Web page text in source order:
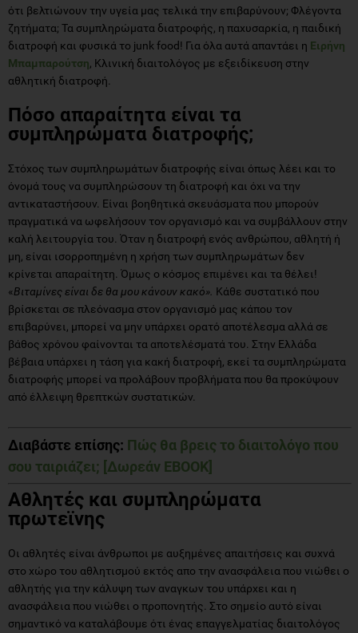
ότι βελτιώνουν την υγεία μας τελικά την επιβαρύνουν; Φλέγοντα
ζητήματα; Τα συμπληρώματα διατροφής, η παχυσαρκία, η παιδική
διατροφή και φυσικά το junk food! Για όλα αυτά απαντάει η Ειρήνη
Μπαμπαρούτση, Κλινική διαιτολόγος με εξειδίκευση στην
αθλητική διατροφή.
Πόσο απαραίτητα είναι τα
συμπληρώματα διατροφής;
Στόχος των συμπληρωμάτων διατροφής είναι όπως λέει και το
όνομά τους να συμπληρώσουν τη διατροφή και όχι να την
αντικαταστήσουν. Είναι βοηθητικά σκευάσματα που μπορούν
πραγματικά να ωφελήσουν τον οργανισμό και να συμβάλλουν στην
καλή λειτουργία του. Όταν η διατροφή ενός ανθρώπου, αθλητή ή
μη, είναι ισορροπημένη η χρήση των συμπληρωμάτων δεν
κρίνεται απαραίτητη. Όμως ο κόσμος επιμένει και τα θέλει!
«Βιταμίνες είναι δε θα μου κάνουν κακό». Κάθε συστατικό που
βρίσκεται σε πλεόνασμα στον οργανισμό μας κάπου τον
επιβαρύνει, μπορεί να μην υπάρχει ορατό αποτέλεσμα αλλά σε
βάθος χρόνου φαίνονται τα αποτελέσματά του. Στην Ελλάδα
βέβαια υπάρχει η τάση για κακή διατροφή, εκεί τα συμπληρώματα
διατροφής μπορεί να προλάβουν προβλήματα που θα προκύψουν
από έλλειψη θρεπτκών συστατικών.
Διαβάστε επίσης: Πώς θα βρεις το διαιτολόγο που
σου ταιριάζει; [Δωρεάν EBOOK]
Αθλητές και συμπληρώματα
πρωτεϊνης
Οι αθλητές είναι άνθρωποι με αυξημένες απαιτήσεις και συχνά
στο χώρο του αθλητισμού εκτός απο την ανασφάλεια που νιώθει ο
αθλητής για την κάλυψη των αναγκων του υπάρχει και η
ανασφάλεια που νιώθει ο προπονητής. Στο σημείο αυτό είναι
σημαντικό να καταλάβουμε ότι ένας επαγγελματίας διαιτολόγος